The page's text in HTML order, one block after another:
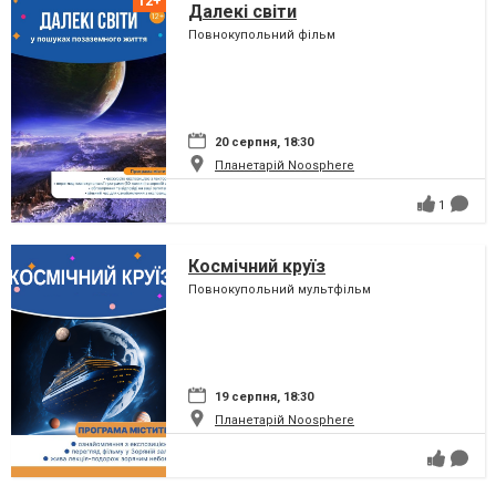
Далекі світи
Повнокупольний фільм
20 серпня, 18:30
Планетарій Noosphere
1
Космічний круїз
Повнокупольний мультфільм
19 серпня, 18:30
Планетарій Noosphere